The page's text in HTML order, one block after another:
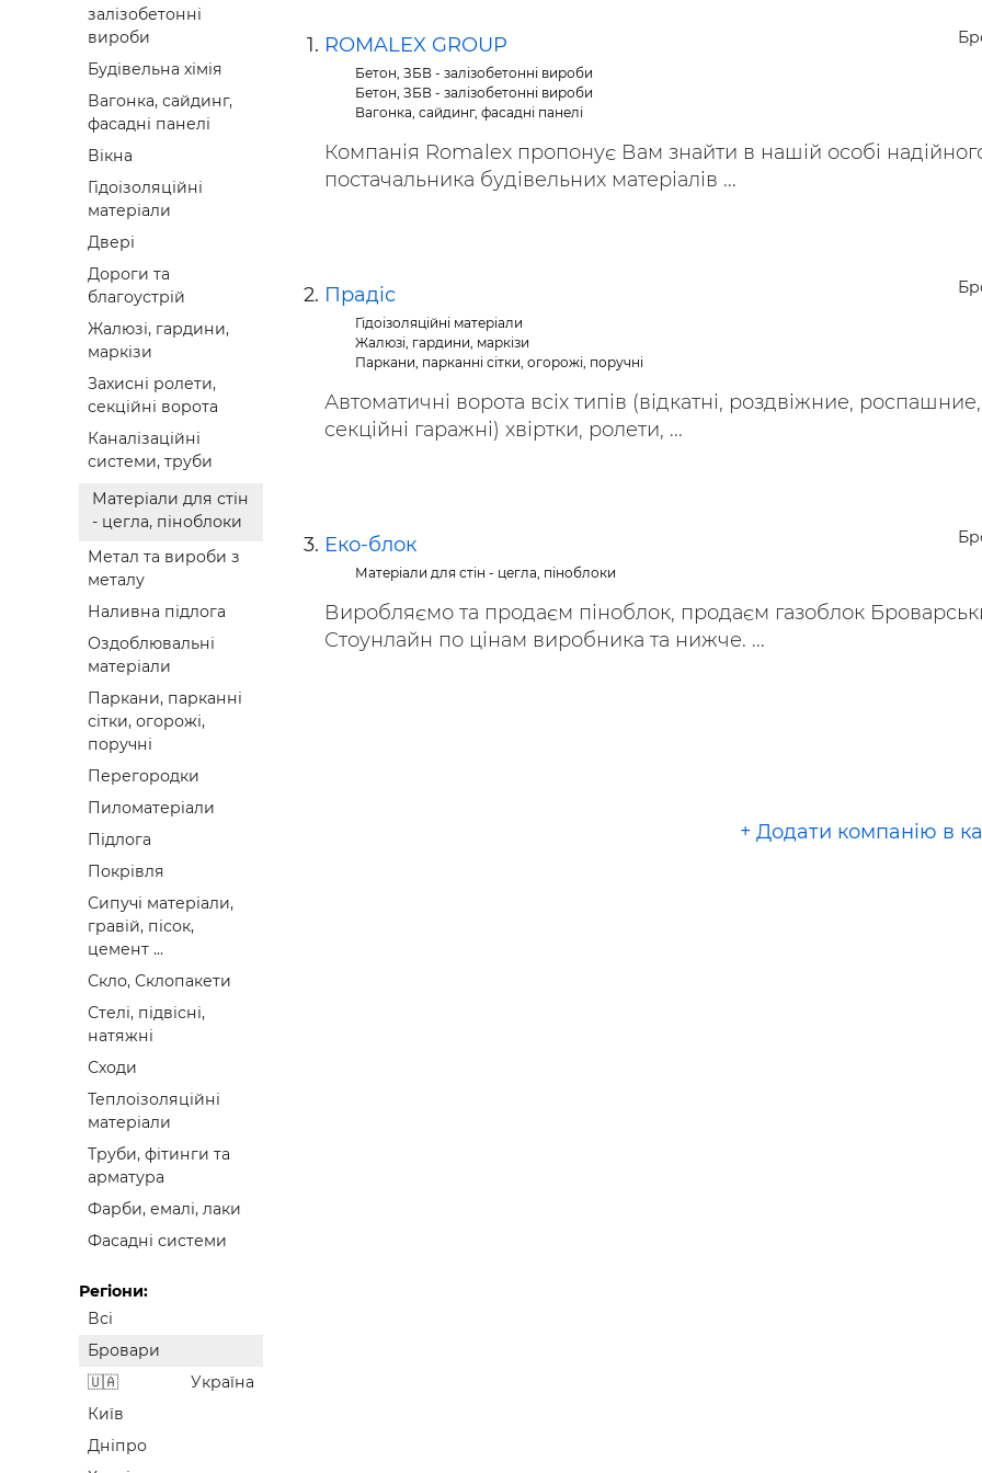
залізобетонні
вироби
Будівельна хімія
Вагонка, сайдинг,
фасадні панелі
Вікна
Гідоізоляційні
матеріали
Двері
Дороги та
благоустрій
Жалюзі, гардини,
маркізи
Захисні ролети,
секційні ворота
Каналізаційні
системи, труби
Матеріали для стін
- цегла, піноблоки
Метал та вироби з
металу
Наливна підлога
Оздоблювальні
матеріали
Паркани, парканні
сітки, огорожі,
поручні
Перегородки
Пиломатеріали
Підлога
Покрівля
Сипучі матеріали,
гравій, пісок,
цемент ...
Скло, Склопакети
Стелі, підвісні,
натяжні
Сходи
Теплоізоляційні
матеріали
Труби, фітинги та
арматура
Фарби, емалі, лаки
Фасадні системи
Регіони:
Всі
Бровари
Україна
Київ
Дніпро
ROMALEX GROUP
Бетон, ЗБВ - залізобетонні вироби
Бетон, ЗБВ - залізобетонні вироби
Вагонка, сайдинг, фасадні панелі
Компанія Romalex пропонує Вам знайти в нашій особі
постачальника будівельних матеріалів ...
Прадіс
Гідоізоляційні матеріали
Жалюзі, гардини, маркізи
Паркани, парканні сітки, огорожі, поручні
Автоматичні ворота всіх типів (відкатні, роздвіжние, роспашние,
секційні гаражні) хвіртки, ролети, ...
Еко-блок
Матеріали для стін - цегла, піноблоки
Виробляємо та продаєм піноблок, продаєм газоблок
Стоунлайн по цінам виробника та нижче. ...
+ Додати компанію в